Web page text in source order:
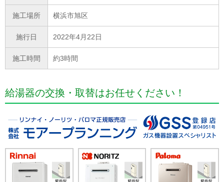
施工場所 横浜市旭区
施行日 2022年4月22日
施工時間 約3時間
給湯器の交換・取替はお任せください！